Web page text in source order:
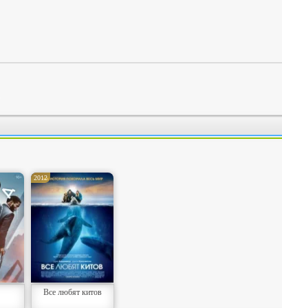
2012
Все любят китов